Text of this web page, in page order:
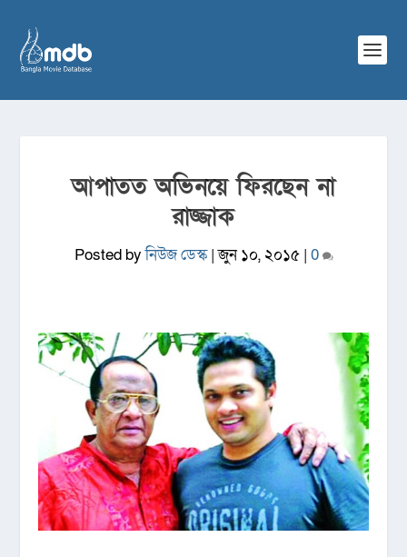
আপাতত অভিনয়ে ফিরছেন না
রাজ্জাক
Posted byনিউজ ডেস্ক|জুন ১০, ২০১৫| 0